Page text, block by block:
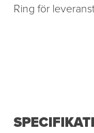
Ring för